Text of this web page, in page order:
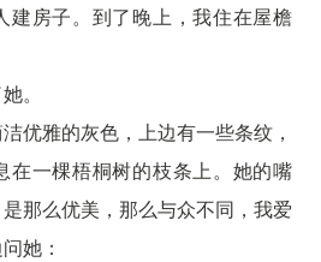
建房子。到了晚上，我住在屋檐
。
优雅的灰色，上边有一些条纹，
在一棵梧桐树的枝条上。她的嘴
那么优美，那么与众不同，我爱
她：